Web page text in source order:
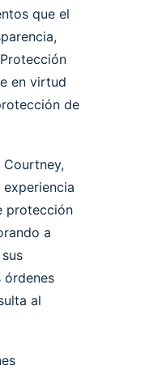
que el
en virtud
de
Courtney,
protección
a
órdenes
al